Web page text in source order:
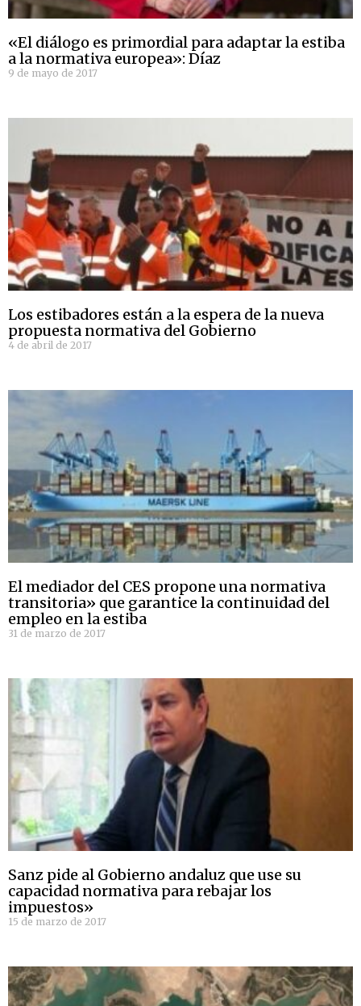
«El diálogo es primordial para adaptar la estiba
a la normativa europea»: Díaz
9 de mayo de 2017
Los estibadores están a la espera de la nueva
propuesta normativa del Gobierno
4 de abril de 2017
El mediador del CES propone una normativa
transitoria» que garantice la continuidad del
empleo en la estiba
31 de marzo de 2017
Sanz pide al Gobierno andaluz que use su
capacidad normativa para rebajar los
impuestos»
15 de marzo de 2017